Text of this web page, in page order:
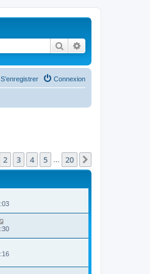
Rechercher
Connexion
S’enregistrer
sur20
2 3 4 5 20